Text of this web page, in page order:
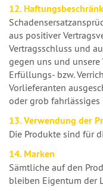
12.
aus positiver
Vertragsschluss und
gegen uns und
Erfüllungs- bzw.
Vorlieferanten
oder grob
13. Verwendung der
Die Produkte sind für
14. Marken
Sämtliche auf den
bleiben Eigentum der